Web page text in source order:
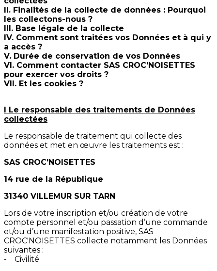
II. Finalités de la collecte de données : Pourquoi
les collectons-nous ?
III. Base légale de la collecte
IV. Comment sont traitées vos Données et à qui y
a accès ?
V. Durée de conservation de vos Données
VI. Comment contacter SAS CROC'NOISETTES
pour exercer vos droits ?
VII. Et les cookies ?
I Le responsable des traitements de Données
collectées
Le responsable de traitement qui collecte des
données et met en œuvre les traitements est :
SAS CROC'NOISETTES
14 rue de la République
31340 VILLEMUR SUR TARN
Lors de votre inscription et/ou création de votre
compte personnel et/ou passation d’une commande
et/ou d’une manifestation positive, SAS
CROC'NOISETTES collecte notamment les Données
suivantes :
- Civilité